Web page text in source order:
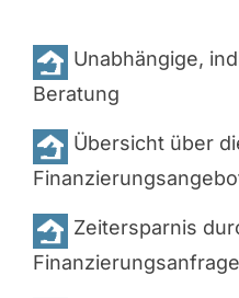
Unabhängige,
Beratung
Übersicht über
Zeitersparnis